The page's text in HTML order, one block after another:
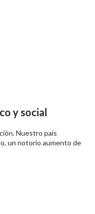
y social
Nuestro país
un notorio aumento de